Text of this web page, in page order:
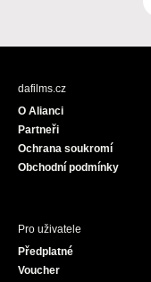
dafilms.cz
O Alianci
Partneři
Ochrana soukromí
Obchodní podmínky
Pro uživatele
Předplatné
Voucher